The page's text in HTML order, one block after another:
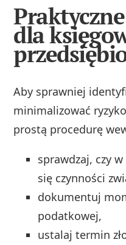
dla
Aby sprawniej
minimalizować
prostą procedurę
sprawdzaj, czy
się czynności
dokumentuj
podatkowej,
ustalaj termin